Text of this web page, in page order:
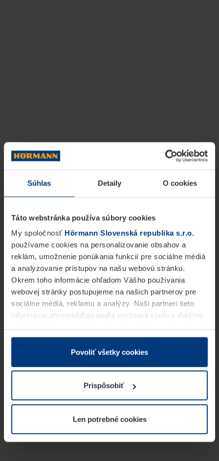
Súhlas Detaily O cookies
Táto webstránka používa súbory cookies
My spoločnosť Hörmann Slovenská republika s.r.o.
používame cookies na personalizovanie obsahov a
reklám, umožnenie ponúkania funkcií pre sociálne médiá
a analyzovanie prístupov na našu webovú stránku.
Okrem toho informácie ohľadom Vášho používania
webovej stránky postupujeme na našich partnerov pre
sociálne médiá, reklamu a analýzy. Naši partneri tieto
informácie zhromažďujú podľa možnosti spolu s ďalšími
v rámci Vášho využívania služieb.
Z právneho hľadiska môžeme cookies ukladať na Vašom
prevádzku tejto stránky. Pre všetky ostatné typy cookie
potrebujeme Vaše povolenie. Vaše povolenie môžete
kedykoľvek zmeniť alebo odvolať vo vysvetlení cookie
našej webovej stránky.
Povoliť všetky cookies
Prispôsobiť
Len potrebné cookies